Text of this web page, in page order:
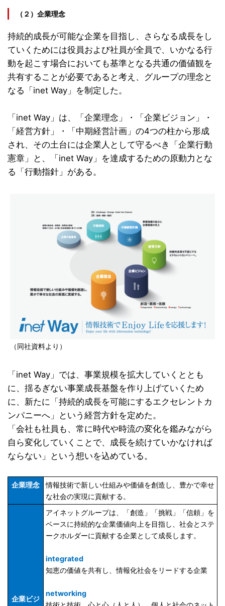
（２）企業理念
持続的成長が可能な企業を目指し、さらなる成長をし
ていくためには役員および社員が全員で、いかなる行
動を起こす場合においても基準となる共通の価値観を
共有することが必要であると考え、グループの理念と
なる「inet Way」を制定した。
「inet Way」は、「企業理念」・「企業ビジョン」・
「経営方針」・「中期経営計画」の4つの柱から形成
され、その土台には企業人として守るべき「企業行動
憲章」と、「inet Way」を達成するための原動力とな
る「行動指針」がある。
（同社資料より）
「inet Way」では、事業規模を拡大していくととも
に、揺るぎない事業成長基盤を作り上げていくため
に、新たに「持続的成長を可能にするエクセレントカ
ンパニーへ」という経営方針を定めた。
「会社も社員も、常に時代や時流の変化を鑑みながら
自ら変化していくことで、成長を続けていかなければ
ならない」という想いを込めている。
企業理念
情報技術で新しい仕組みや価値を創造し、豊かで幸せ
な社会の実現に貢献する。
企業ビジ
アイネットグループは、「創造」「挑戦」「信頼」を
ベースに持続的な企業価値向上を目指し、社会とステ
ークホルダーに貢献する企業として成長します。
integrated
知恵の価値を共有し、情報化社会をリードする企業
networking